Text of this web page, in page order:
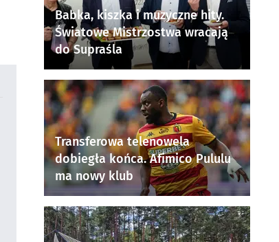
Babka, kiszka i muzyczne hity.
Światowe Mistrzostwa wracają
do Supraśla
Transferowa telenowela
dobiegła końca. Afimico Pululu
ma nowy klub